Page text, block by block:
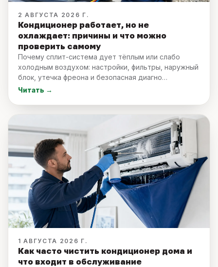
2 АВГУСТА 2026 Г.
Кондиционер работает, но не
охлаждает: причины и что можно
проверить самому
Почему сплит-система дует тёплым или слабо
холодным воздухом: настройки, фильтры, наружный
блок, утечка фреона и безопасная диагно…
Читать →
1 АВГУСТА 2026 Г.
Как часто чистить кондиционер дома и
что входит в обслуживание